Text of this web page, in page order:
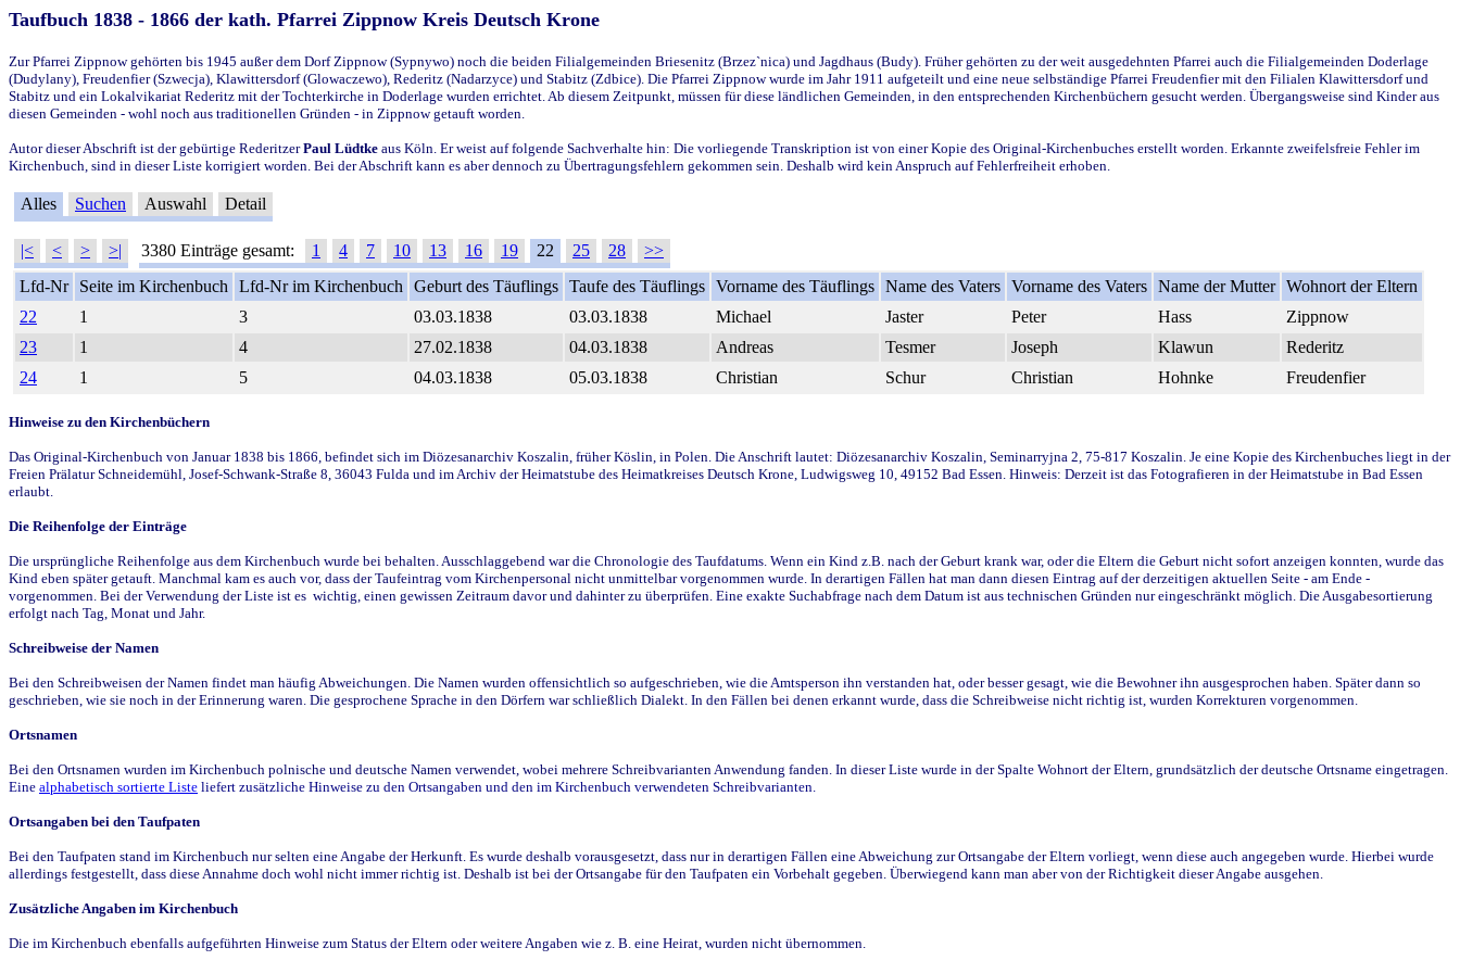
Taufbuch 1838 - 1866 der kath. Pfarrei Zippnow Kreis Deutsch Krone
Zur Pfarrei Zippnow gehörten bis 1945 außer dem Dorf Zippnow (Sypnywo) noch die beiden Filialgemeinden Briesenitz (Brzez`nica) und Jagdhaus (Budy). Früher gehörten zu der weit ausgedehnten Pfarrei auch die Filialgemeinden Doderlage
(Dudylany), Freudenfier (Szwecja), Klawittersdorf (Glowaczewo), Rederitz (Nadarzyce) und Stabitz (Zdbice). Die Pfarrei Zippnow wurde im Jahr 1911 aufgeteilt und eine neue selbständige Pfarrei Freudenfier mit den Filialen Klawittersdorf und
Stabitz und ein Lokalvikariat Rederitz mit der Tochterkirche in Doderlage wurden errichtet. Ab diesem Zeitpunkt, müssen für diese ländlichen Gemeinden, in den entsprechenden Kirchenbüchern gesucht werden. Übergangsweise sind Kinder aus
diesen Gemeinden - wohl noch aus traditionellen Gründen - in Zippnow getauft worden.
Autor dieser Abschrift ist der gebürtige RederitzerPaul Lüdtke aus Köln. Er weist auf folgende Sachverhalte hin: Die vorliegende Transkription ist von einer Kopie des Original-Kirchenbuches erstellt worden. Erkannte zweifelsfreie Fehler im
Kirchenbuch, sind in dieser Liste korrigiert worden. Bei der Abschrift kann es aber dennoch zu Übertragungsfehlern gekommen sein. Deshalb wird kein Anspruch auf Fehlerfreiheit erhoben.
Alles Suchen Auswahl Detail
|< < > >| 3380 Einträge gesamt: 1 4 7 10 13 16 19 22 25 28
>>
Lfd-Nr
Seite im Kirchenbuch Lfd-Nr im Kirchenbuch Geburt des Täuflings Taufe des Täuflings Vorname des Täuflings Name des Vaters Vorname des Vaters Name der Mutter Wohnort der Eltern
22
1 3 03.03.1838 03.03.1838 Michael Jaster Peter Hass
Zippnow
23
1 4 27.02.1838 04.03.1838 Andreas Tesmer Joseph Klawun
Rederitz
24
1 5 04.03.1838 05.03.1838 Christian Schur Christian Hohnke Freudenfier
Hinweise zu den Kirchenbüchern
Das Original-Kirchenbuch von Januar 1838 bis 1866, befindet sich im Diözesanarchiv Koszalin, früher Köslin, in Polen. Die Anschrift lautet: Diözesanarchiv Koszalin, Seminarryjna 2, 75-817 Koszalin. Je eine Kopie des Kirchenbuches liegt in der
Freien Prälatur Schneidemühl, Josef-Schwank-Straße 8, 36043 Fulda und im Archiv der Heimatstube des Heimatkreises Deutsch Krone, Ludwigsweg 10, 49152 Bad Essen. Hinweis: Derzeit ist das Fotografieren in der Heimatstube in Bad Essen
erlaubt.
Die Reihenfolge der Einträge
Die ursprüngliche Reihenfolge aus dem Kirchenbuch wurde bei behalten. Ausschlaggebend war die Chronologie des Taufdatums. Wenn ein Kind z.B. nach der Geburt krank war, oder die Eltern die Geburt nicht sofort anzeigen konnten, wurde das
Kind eben später getauft. Manchmal kam es auch vor, dass der Taufeintrag vom Kirchenpersonal nicht unmittelbar vorgenommen wurde. In derartigen Fällen hat man dann diesen Eintrag auf der derzeitigen aktuellen Seite - am Ende -
vorgenommen. Bei der Verwendung der Liste ist es wichtig, einen gewissen Zeitraum davor und dahinter zu überprüfen. Eine exakte Suchabfrage nach dem Datum ist aus technischen Gründen nur eingeschränkt möglich. Die Ausgabesortierung
erfolgt nach Tag, Monat und Jahr.
Schreibweise der Namen
Bei den Schreibweisen der Namen findet man häufig Abweichungen. Die Namen wurden offensichtlich so aufgeschrieben, wie die Amtsperson ihn verstanden hat, oder besser gesagt, wie die Bewohner ihn ausgesprochen haben. Später dann so
geschrieben, wie sie noch in der Erinnerung waren. Die gesprochene Sprache in den Dörfern war schließlich Dialekt. In den Fällen bei denen erkannt wurde, dass die Schreibweise nicht richtig ist, wurden Korrekturen vorgenommen.
Ortsnamen
Bei den Ortsnamen wurden im Kirchenbuch polnische und deutsche Namen verwendet, wobei mehrere Schreibvarianten Anwendung fanden. In dieser Liste wurde in der Spalte Wohnort der Eltern, grundsätzlich der deutsche Ortsname eingetragen.
Eine alphabetisch sortierte Liste liefert zusätzliche Hinweise zu den Ortsangaben und den im Kirchenbuch verwendeten Schreibvarianten.
Ortsangaben bei den Taufpaten
Bei den Taufpaten stand im Kirchenbuch nur selten eine Angabe der Herkunft. Es wurde deshalb vorausgesetzt, dass nur in derartigen Fällen eine Abweichung zur Ortsangabe der Eltern vorliegt, wenn diese auch angegeben wurde. Hierbei wurde
allerdings festgestellt, dass diese Annahme doch wohl nicht immer richtig ist. Deshalb ist bei der Ortsangabe für den Taufpaten ein Vorbehalt gegeben. Überwiegend kann man aber von der Richtigkeit dieser Angabe ausgehen.
Zusätzliche Angaben im Kirchenbuch
Die im Kirchenbuch ebenfalls aufgeführten Hinweise zum Status der Eltern oder weitere Angaben wie z. B. eine Heirat, wurden nicht übernommen.